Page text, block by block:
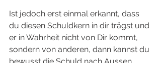
Ist jedoch erst einmal erkannt, dass
du diesen Schuldkern in dir trägst und
er in Wahrheit nicht von Dir kommt,
sondern von anderen, dann kannst du